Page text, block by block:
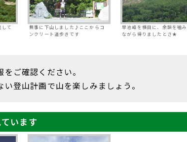
て
無事に下山しました♪ここからコ
ンクリート道歩きです
早池峰を横目に、余韻を噛
ながら帰りましたとさ★
ご確認ください。
登山計画で山を楽しみましょう。
います